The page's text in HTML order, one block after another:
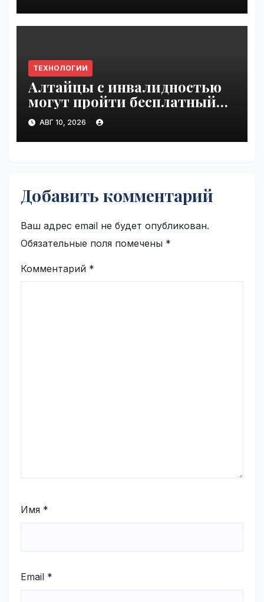
ТЕХНОЛОГИИ
Алтайцы с инвалидностью
могут пройти бесплатный
обучающий курс по ИИ |
VseTime.ru
АВГ 10, 2026
Добавить комментарий
Ваш адрес email не будет опубликован.
Обязательные поля помечены *
Комментарий *
Имя *
Email *